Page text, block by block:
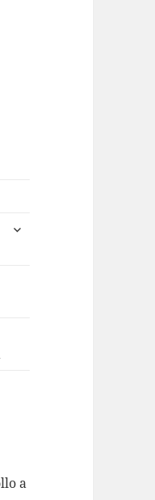
expande
a